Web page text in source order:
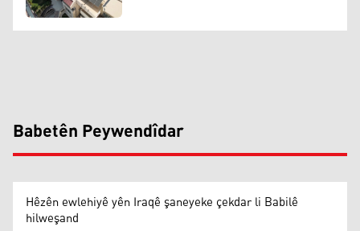
Babetên Peywendîdar
Hêzên ewlehiyê yên Iraqê şaneyeke çekdar li Babilê
hilweşand